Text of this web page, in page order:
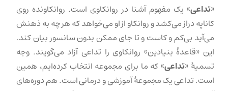
«تداعی» یک مفهوم آشنا در روانکاوی است. روانکاونده روی
کاناپه دراز می‌کشد و روانکاو از او می‌خواهد که هر چه به ذهنش
می‌آید بی‌کم و کاست و تا جای ممکن بدون سانسور بیان کند.
این «قاعدهٔ بنیادین» روانکاوی را تداعی آزاد می‌گویند. وجه
تسمیهٔ «تداعی» که ما برای مجموعه انتخاب کرده‌ایم، همین
است. تداعی یک مجموعهٔ آموزشی و درمانی است. هم دوره‌های